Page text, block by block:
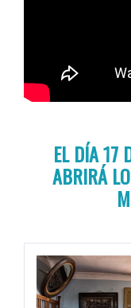
EL DÍA 17
ABRIRÁ